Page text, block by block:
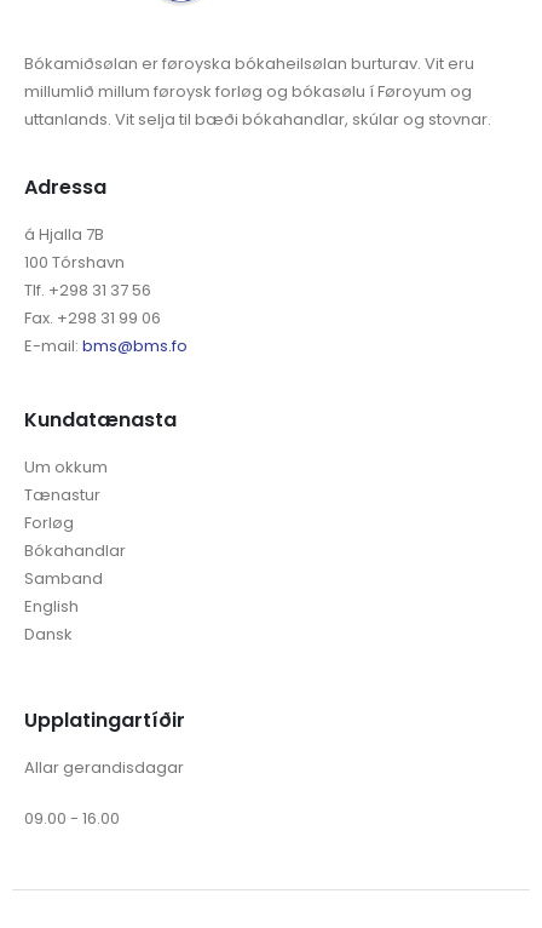
Bókamiðsølan er føroyska bókaheilsølan burturav. Vit eru
millumlið millum føroysk forløg og bókasølu í Føroyum og
uttanlands. Vit selja til bæði bókahandlar, skúlar og stovnar.
Adressa
á Hjalla 7B
100 Tórshavn
Tlf. +298 31 37 56
Fax. +298 31 99 06
E-mail: bms@bms.fo
Kundatænasta
Um okkum
Tænastur
Forløg
Bókahandlar
Samband
English
Dansk
Upplatingartíðir
Allar gerandisdagar
09.00 - 16.00